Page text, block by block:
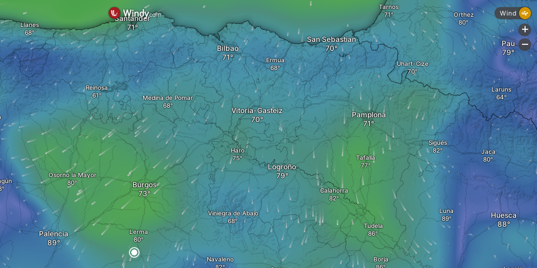
Palencia Lerma
Navaleno
Osorno la Mayor
Viniegra de Abajo
Haro
Burgos
Reinosa
Medina de Pomar
Borja
Tudela
Calahorra
Logroño
Pamplona
Tafalla
Vitoria-Gasteiz
Llanes
Santander
Bilbao
Tarnos
San Sebastian
Ermua
Luna Huesca
Sigüés
Laruns
Jaca
Pau
Orthez
Uhart-Cize
Wind
+
-